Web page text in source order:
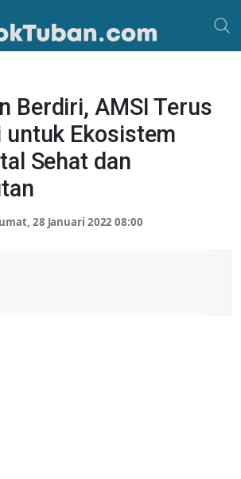
Berdiri, AMSI Terus
untuk Ekosistem
Sehat dan
28 Januari 2022 08:00